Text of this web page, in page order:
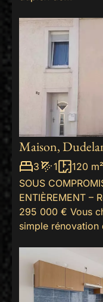
Maison,
3 1 120 m²
SOUS
ENTIÈREMENT –
295 000 € Vous
simple rénovation